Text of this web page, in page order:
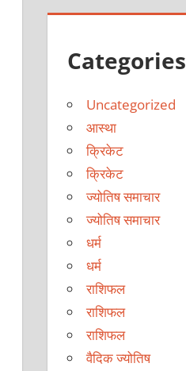
Categories
Uncategorized
आस्था
क्रिकेट
क्रिकेट
ज्योतिष समाचार
ज्योतिष समाचार
धर्म
धर्म
राशिफल
राशिफल
राशिफल
वैदिक ज्योतिष